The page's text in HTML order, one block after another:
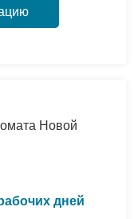
Новой
дней